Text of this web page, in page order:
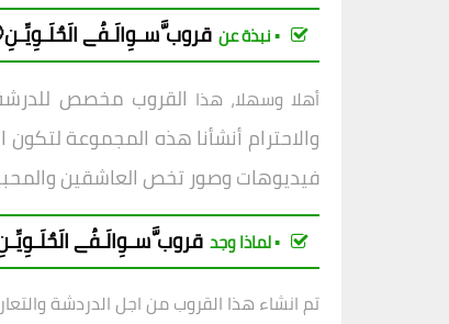
▪︎ نبذة عن قروب َّسـوِالَـفُے
أهلا وسهلا، هذا القروب مخصص للدرشة
والاحترام أنشأنا هذه المجموعة لتكون
فيديوهات وصور تخص العاشقين
▪︎ لماذا وجد قروب َّسـوِالَـفُے
تم انشاء هذا القروب من اجل الدردشة